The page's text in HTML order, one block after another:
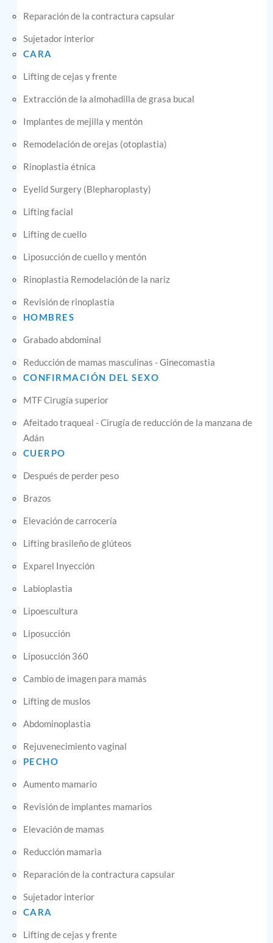
Reparación de la contractura capsular
Sujetador interior
CARA
Lifting de cejas y frente
Extracción de la almohadilla de grasa bucal
Implantes de mejilla y mentón
Remodelación de orejas (otoplastia)
Rinoplastia étnica
Eyelid Surgery (Blepharoplasty)
Lifting facial
Lifting de cuello
Liposucción de cuello y mentón
Rinoplastia Remodelación de la nariz
Revisión de rinoplastia
HOMBRES
Grabado abdominal
Reducción de mamas masculinas - Ginecomastia
CONFIRMACIÓN DEL SEXO
MTF Cirugía superior
Afeitado traqueal - Cirugía de reducción de la manzana de
Adán
CUERPO
Después de perder peso
Brazos
Elevación de carrocería
Lifting brasileño de glúteos
Exparel Inyección
Labioplastia
Lipoescultura
Liposucción
Liposucción 360
Cambio de imagen para mamás
Lifting de muslos
Abdominoplastia
Rejuvenecimiento vaginal
PECHO
Aumento mamario
Revisión de implantes mamarios
Elevación de mamas
Reducción mamaria
Reparación de la contractura capsular
Sujetador interior
CARA
Lifting de cejas y frente